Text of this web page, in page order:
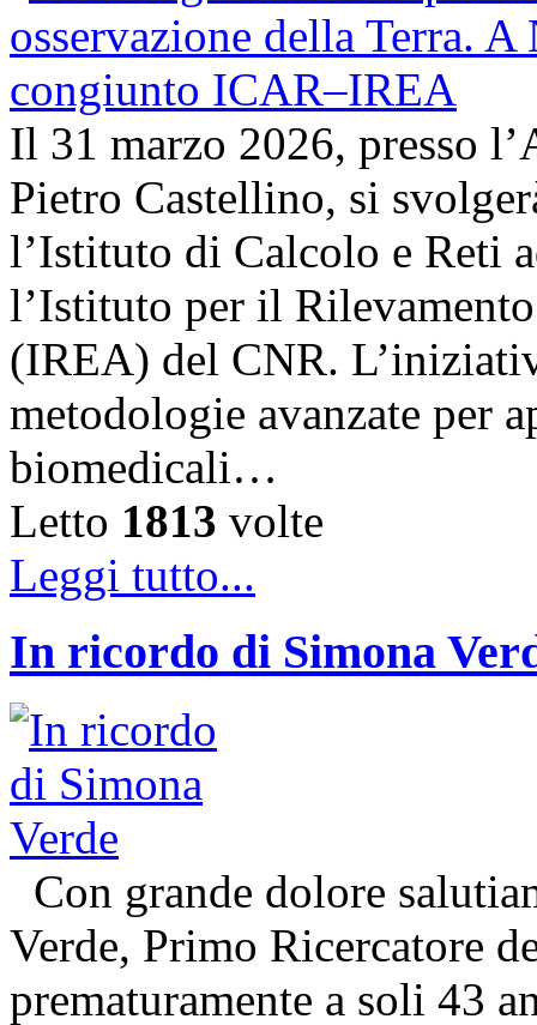
Il 31 marzo 2026, presso
Pietro Castellino, si
l’Istituto di Calcolo e Reti
l’Istituto per il
(IREA) del CNR.
metodologie avanzate per
biomedicali…
Letto 1813 volte
Leggi tutto...
In ricordo di Simona
Con grande dolore
Verde, Primo Ricercatore
prematuramente a soli 43